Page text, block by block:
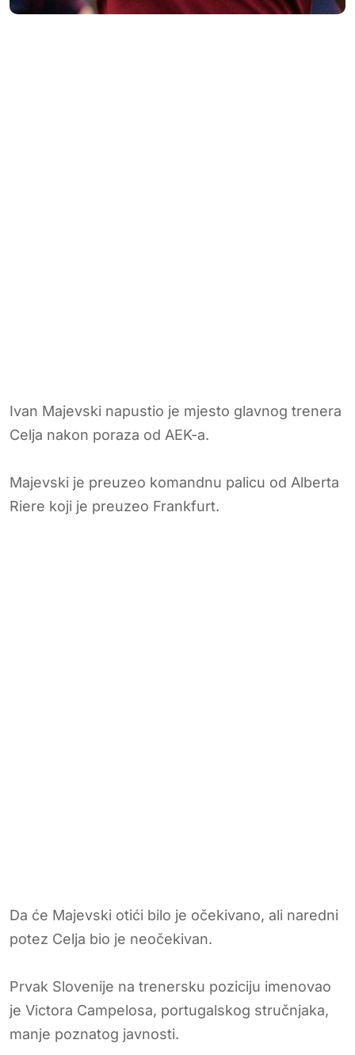
Ivan Majevski napustio je mjesto glavnog trenera
Celja nakon poraza od AEK-a.
Majevski je preuzeo komandnu palicu od Alberta
Riere koji je preuzeo Frankfurt.
Da će Majevski otići bilo je očekivano, ali naredni
potez Celja bio je neočekivan.
Prvak Slovenije na trenersku poziciju imenovao
je Victora Campelosa, portugalskog stručnjaka,
manje poznatog javnosti.